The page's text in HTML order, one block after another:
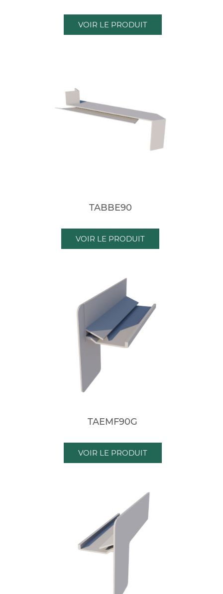
VOIR LE PRODUIT
TABBE90
VOIR LE PRODUIT
TAEMF90G
VOIR LE PRODUIT